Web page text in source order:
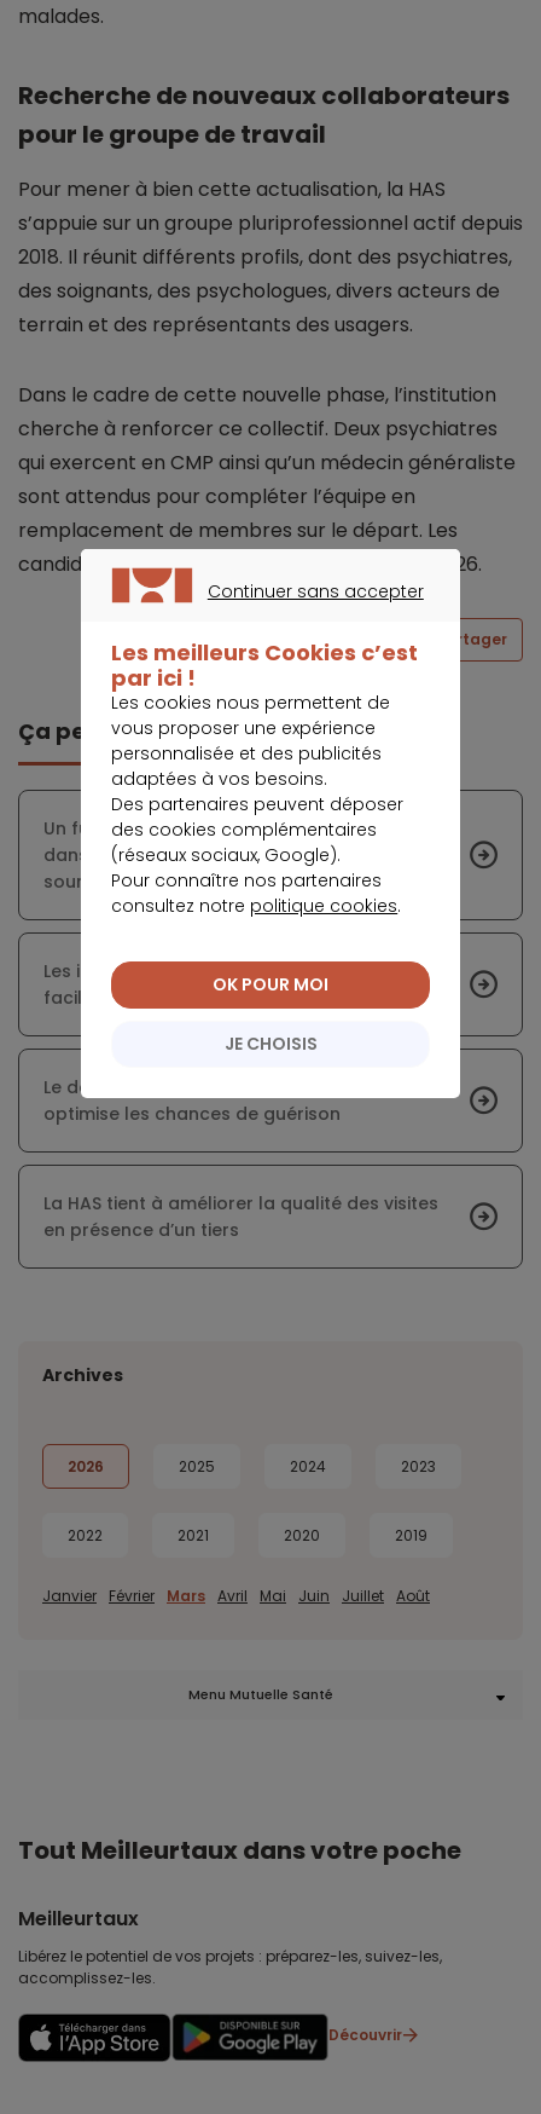
malades.
Recherche de nouveaux collaborateurs
pour le groupe de travail
Pour mener à bien cette actualisation, la HAS
s’appuie sur un groupe pluriprofessionnel actif depuis
2018. Il réunit différents profils, dont des psychiatres,
des soignants, des psychologues, divers acteurs de
terrain et des représentants des usagers.
Dans le cadre de cette nouvelle phase, l’institution
cherche à renforcer ce collectif. Deux psychiatres
qui exercent en CMP ainsi qu’un médecin généraliste
sont attendus pour compléter l’équipe en
remplacement de membres sur le départ. Les
candidatures sont ouvertes jusqu’au 10 avril 2026.
Partager
Ça peut vous intéresser
Un futur guide pour encadrer l’usage de l’IA
dans les soins de santé est actuellement
soumis à une concertation nationale
Les infections à méningocoques se propagent
facilement dans la population jeune
Le dépistage précoce du cancer colorectal
optimise les chances de guérison
La HAS tient à améliorer la qualité des visites
en présence d’un tiers
Archives
2026 2025 2024 2023
2022 2021 2020 2019
Janvier Février Mars Avril Mai Juin Juillet Août
Menu Mutuelle Santé
Tout Meilleurtaux dans votre poche
Meilleurtaux
Libérez le potentiel de vos projets : préparez-les, suivez-les,
accomplissez-les.
Découvrir
Continuer sans accepter
Les meilleurs Cookies c’est
par ici !
Les cookies nous permettent de
vous proposer une expérience
personnalisée et des publicités
adaptées à vos besoins.
Des partenaires peuvent déposer
des cookies complémentaires
(réseaux sociaux, Google).
Pour connaître nos partenaires
consultez notre politique cookies.
JE CHOISIS
OK POUR MOI